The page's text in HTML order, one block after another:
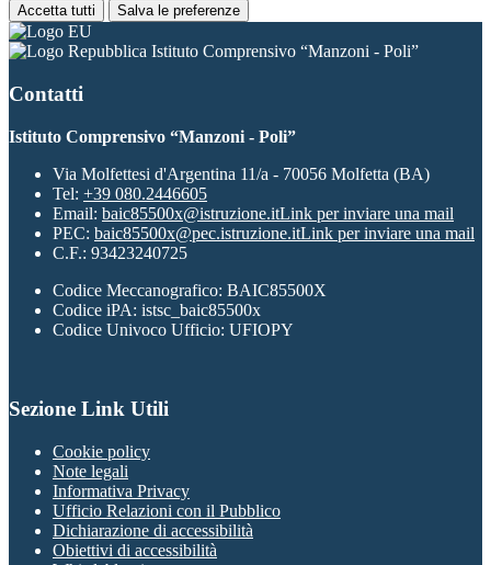
Accetta tutti Salva le preferenze
Istituto Comprensivo “Manzoni - Poli”
Contatti
Istituto Comprensivo “Manzoni - Poli”
Via Molfettesi d'Argentina 11/a - 70056 Molfetta (BA)
Tel: +39 080.2446605
Email: baic85500x@istruzione.itLink per inviare una mail
PEC: baic85500x@pec.istruzione.itLink per inviare una mail
C.F.: 93423240725
Codice Meccanografico: BAIC85500X
Codice iPA: istsc_baic85500x
Codice Univoco Ufficio: UFIOPY
Sezione Link Utili
Cookie policy
Note legali
Informativa Privacy
Ufficio Relazioni con il Pubblico
Dichiarazione di accessibilità
Obiettivi di accessibilità